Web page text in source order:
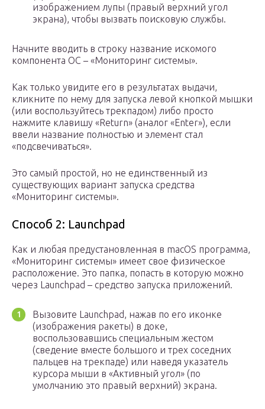
изображением лупы (правый верхний угол
экрана), чтобы вызвать поисковую службы.
Начните вводить в строку название искомого
компонента ОС – «Мониторинг системы».
Как только увидите его в результатах выдачи,
кликните по нему для запуска левой кнопкой мышки
(или воспользуйтесь трекпадом) либо просто
нажмите клавишу «Return» (аналог «Enter»), если
ввели название полностью и элемент стал
«подсвечиваться».
Это самый простой, но не единственный из
существующих вариант запуска средства
«Мониторинг системы».
Способ 2: Launchpad
Как и любая предустановленная в macOS программа,
«Мониторинг системы» имеет свое физическое
расположение. Это папка, попасть в которую можно
через Launchpad – средство запуска приложений.
Вызовите Launchpad, нажав по его иконке
(изображения ракеты) в доке,
воспользовавшись специальным жестом
(сведение вместе большого и трех соседних
пальцев на трекпаде) или наведя указатель
курсора мыши в «Активный угол» (по
умолчанию это правый верхний) экрана.